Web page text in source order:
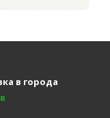
в города